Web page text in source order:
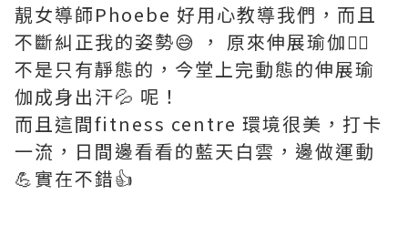
靚女導師Phoebe 好用心教導我們，而且
不斷糾正我的姿勢😅 ， 原來伸展瑜伽🧘‍♀️
不是只有靜態的，今堂上完動態的伸展瑜
伽成身出汗💦 呢！
而且這間fitness centre 環境很美，打卡
一流，日間邊看看的藍天白雲，邊做運動
💪實在不錯👍